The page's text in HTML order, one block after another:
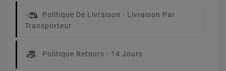
Politique De Livraison - Livraison Par
Transporteur
Politique Retours - 14 Jours